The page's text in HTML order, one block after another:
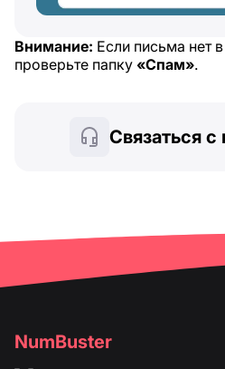
Внимание: Если письма нет
проверьте папку «Спам».
Связаться
NumBuster